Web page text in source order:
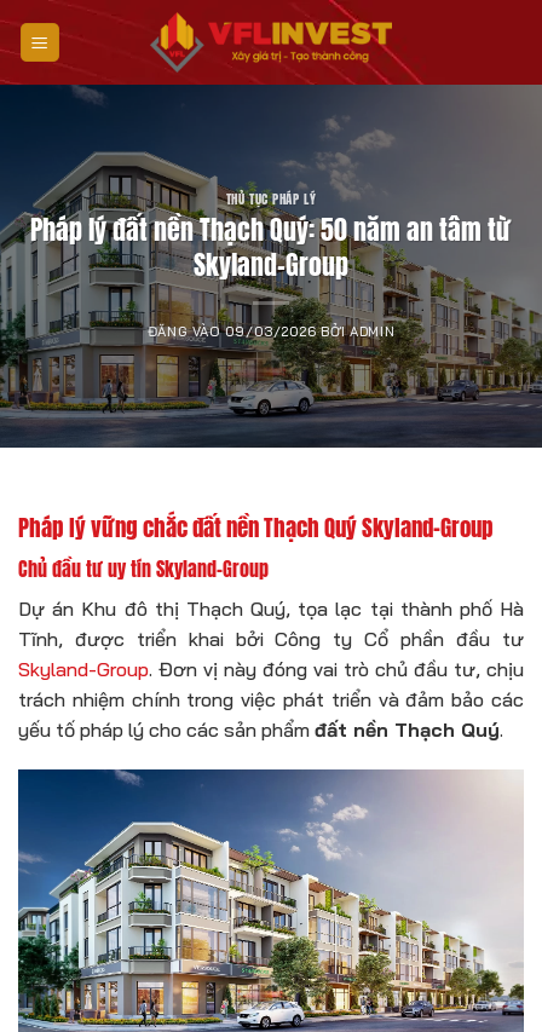
qua
nội
THỦ TỤC PHÁP LÝ
Pháp lý đất nền Thạch Quý: 50 năm an tâm từ
Skyland-Group
ĐĂNG VÀO09/03/2026 BỞIADMIN
Pháp lý vững chắc đất nền Thạch Quý Skyland-Group
Chủ đầu tư uy tín Skyland-Group
Dự án Khu đô thị Thạch Quý, tọa lạc tại thành phố Hà
Tĩnh, được triển khai bởi Công ty Cổ phần đầu tư
Skyland-Group. Đơn vị này đóng vai trò chủ đầu tư, chịu
trách nhiệm chính trong việc phát triển và đảm bảo các
yếu tố pháp lý cho các sản phẩm đất nền Thạch Quý.